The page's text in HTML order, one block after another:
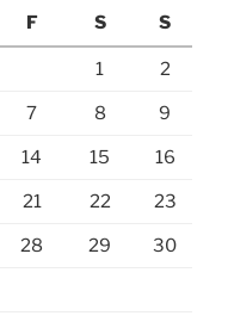
F S S
1 2
7 8 9
14 15 16
21 22 23
28 29 30